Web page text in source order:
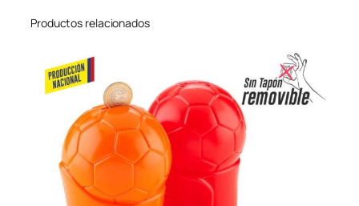
Productos relacionados